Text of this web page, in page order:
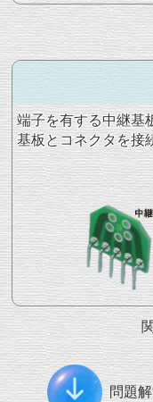
端子を有する中継基
基板とコネクタを接
問題